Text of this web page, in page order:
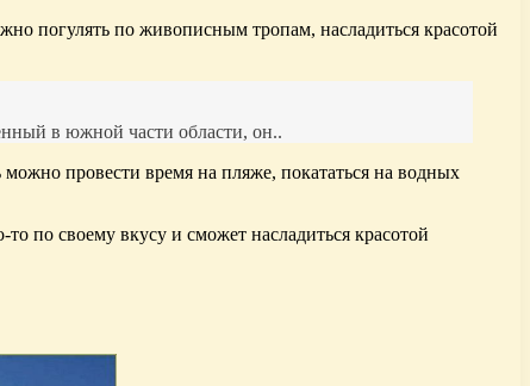
погулять по живописным тропам, насладиться красотой
в южной части области, он..
провести время на пляже, покататься на водных
по своему вкусу и сможет насладиться красотой